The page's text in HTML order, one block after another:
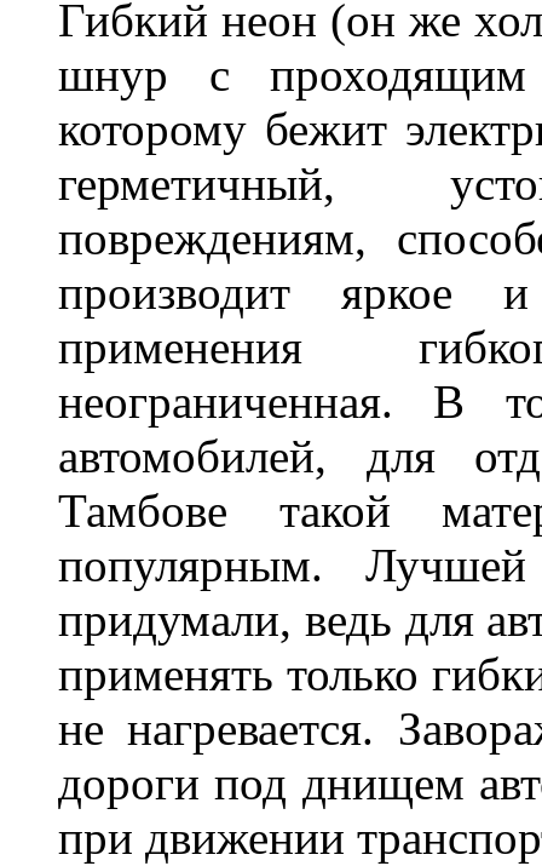
Гибкий неон (он же
шнур с
которому бежит
герметичный,
повреждениям,
производит яркое
применения
неограниченная.
автомобилей, для
Тамбове такой
популярным.
придумали, ведь для
применять только
не нагревается.
дороги под днищем
при движении